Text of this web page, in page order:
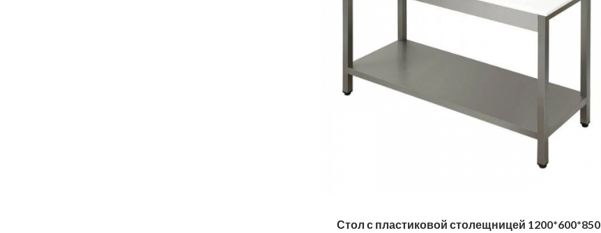
Стол с пластиковой столещницей 1200*600*850